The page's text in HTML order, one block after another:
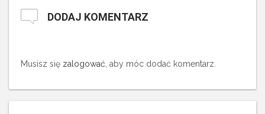
DODAJ KOMENTARZ
Musisz się zalogować , aby móc dodać komentarz.